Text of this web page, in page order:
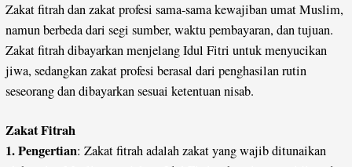
Zakat fitrah dan zakat profesi sama-sama kewajiban umat Muslim,
namun berbeda dari segi sumber, waktu pembayaran, dan tujuan.
Zakat fitrah dibayarkan menjelang Idul Fitri untuk menyucikan
jiwa, sedangkan zakat profesi berasal dari penghasilan rutin
seseorang dan dibayarkan sesuai ketentuan nisab.
Zakat Fitrah
1. Pengertian: Zakat fitrah adalah zakat yang wajib ditunaikan